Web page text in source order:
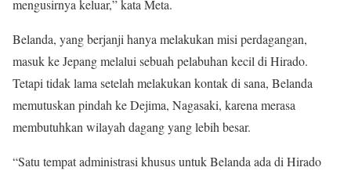
mengusirnya keluar,” kata Meta.
Belanda, yang berjanji hanya melakukan misi perdagangan,
masuk ke Jepang melalui sebuah pelabuhan kecil di Hirado.
Tetapi tidak lama setelah melakukan kontak di sana, Belanda
memutuskan pindah ke Dejima, Nagasaki, karena merasa
membutuhkan wilayah dagang yang lebih besar.
“Satu tempat administrasi khusus untuk Belanda ada di Hirado